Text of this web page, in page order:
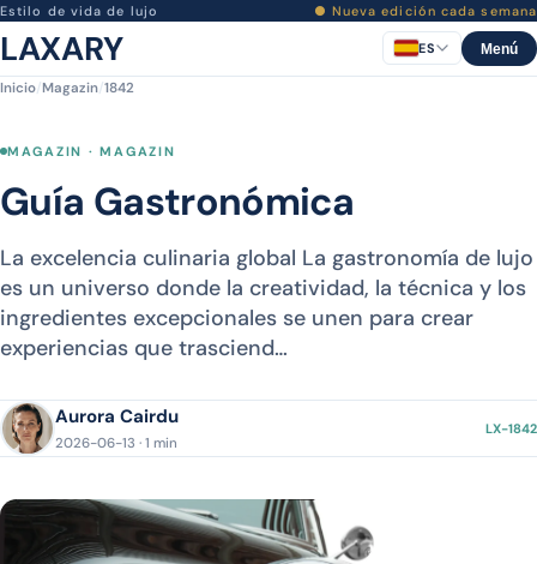
Estilo de vida de lujo ● Nueva edición cada semana
LAXARY ES Menú
Inicio/Magazin/1842
MAGAZIN · MAGAZIN
Guía Gastronómica
La excelencia culinaria global La gastronomía de lujo
es un universo donde la creatividad, la técnica y los
ingredientes excepcionales se unen para crear
experiencias que trasciend…
Aurora Cairdu
2026-06-13 · 1 min
LX-1842